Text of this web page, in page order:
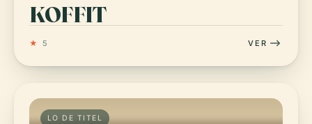
KOFFIT
★ 5 VER
LO DE TITEL